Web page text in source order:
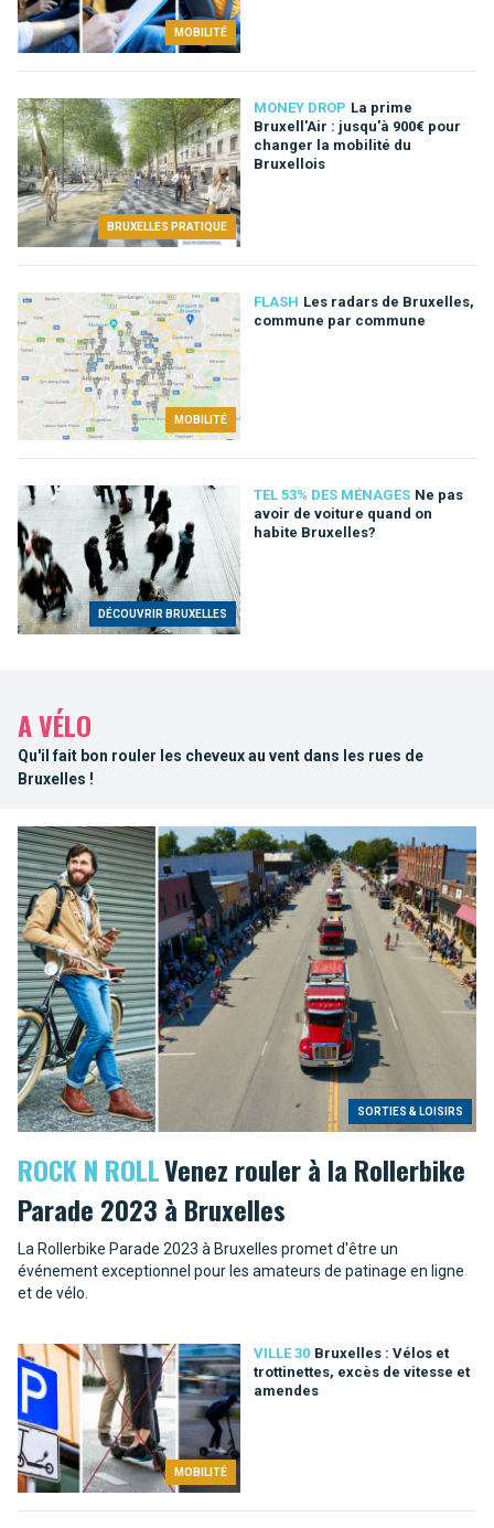
MOBILITÉ
BRUXELLES PRATIQUE
MONEY DROP La prime
Bruxell'Air : jusqu'à 900€ pour
changer la mobilité du
Bruxellois
MOBILITÉ
FLASH Les radars de Bruxelles,
commune par commune
DÉCOUVRIR BRUXELLES
TEL 53% DES MÉNAGES Ne pas
avoir de voiture quand on
habite Bruxelles?
A VÉLO
Qu'il fait bon rouler les cheveux au vent dans les rues de
Bruxelles !
SORTIES & LOISIRS
ROCK N ROLLVenez rouler à la Rollerbike
Parade 2023 à Bruxelles
La Rollerbike Parade 2023 à Bruxelles promet d'être un
événement exceptionnel pour les amateurs de patinage en ligne
et de vélo.
MOBILITÉ
VILLE 30 Bruxelles : Vélos et
trottinettes, excès de vitesse et
amendes